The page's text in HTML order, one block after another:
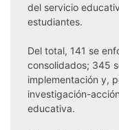
del servicio
estudiantes.
Del total, 141 se
consolidados; 345
implementación y,
investigación-
educativa.